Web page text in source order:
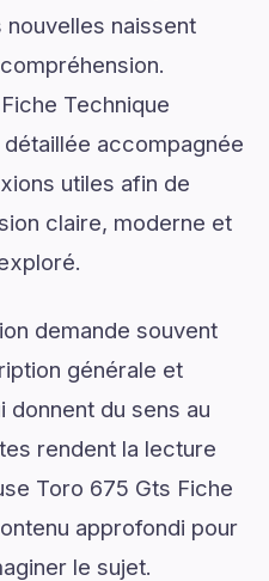
naissent
Technique
accompagnée
utiles afin de
claire, moderne et
demande souvent
générale et
du sens au
rendent la lecture
Toro 675 Gts Fiche
approfondi pour
le sujet.